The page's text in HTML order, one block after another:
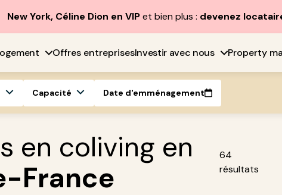
New York, Céline Dion en VIPet bien plus : devenez
Offres entreprisesInvestir avec nous Property
Capacité Date d'emménagement
en coliving en
France
64
résultats